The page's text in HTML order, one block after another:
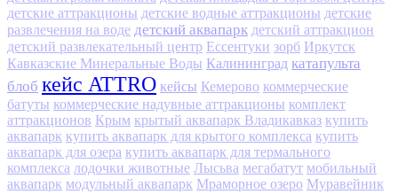
детские аттракционы детские водные аттракционы детские
развлечения на воде детский аквапарк детский аттракцион
детский развлекательный центр Ессентуки зорб Иркутск
Кавказские Минеральные Воды Калининград катапульта
блоб кейс ATTRO кейсы Кемерово коммерческие
батуты коммерческие надувные аттракционы комплект
аттракционов Крым крытый аквапарк Владикавказ купить
аквапарк купить аквапарк для крытого комплекса купить
аквапарк для озера купить аквапарк для термального
комплекса лодочки животные Лысьва мегабатут мобильный
аквапарк модульный аквапарк Мраморное озеро Муравейник